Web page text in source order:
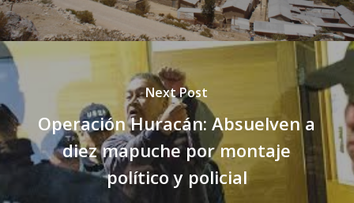
Next Post
Operación Huracán: Absuelven a
diez mapuche por montaje
político y policial